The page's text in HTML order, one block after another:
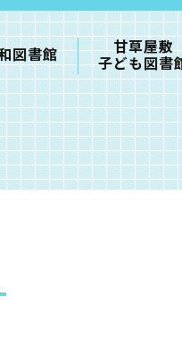
図書館 甘草屋敷
子ども図書